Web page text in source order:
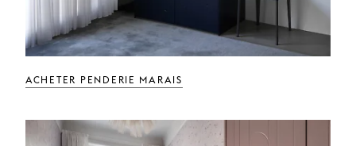
ACHETER PENDERIE MARAIS